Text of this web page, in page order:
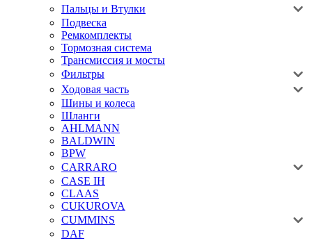
Пальцы и Втулки
Подвеска
Ремкомплекты
Тормозная система
Трансмиссия и мосты
Фильтры
Ходовая часть
Шины и колеса
Шланги
AHLMANN
BALDWIN
BPW
CARRARO
CASE IH
CLAAS
CUKUROVA
CUMMINS
DAF